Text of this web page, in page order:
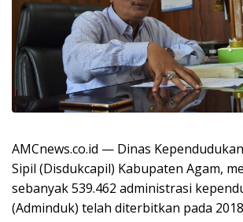
AMCnews.co.id — Dinas
Sipil (Disdukcapil) Kabupaten Agam,
sebanyak 539.462 administrasi
(Adminduk) telah diterbitkan pada